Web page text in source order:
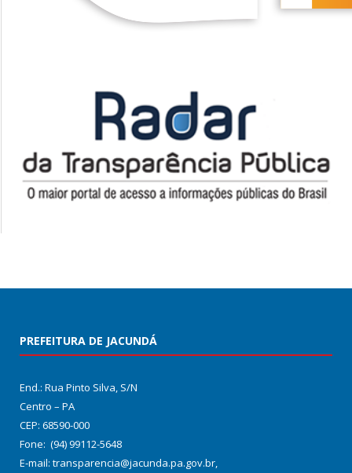
PREFEITURA DE JACUNDÁ
End.: Rua Pinto Silva, S/N
Centro – PA
CEP: 68590-000
Fone: (94) 99112-5648
E-mail: transparencia@jacunda.pa.gov.br,